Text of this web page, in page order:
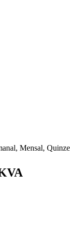
Mensal,